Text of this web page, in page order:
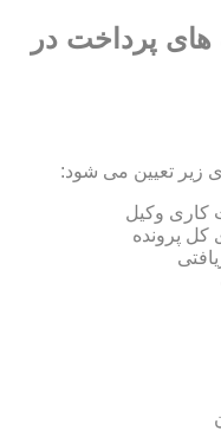
پرداخت در
زیر تعیین می شود:
کاری وکیل
کل پرونده